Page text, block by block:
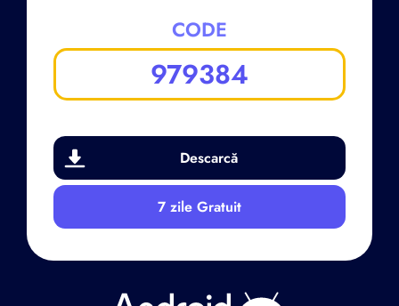
CODE
979384
Descarcă
7 zile Gratuit